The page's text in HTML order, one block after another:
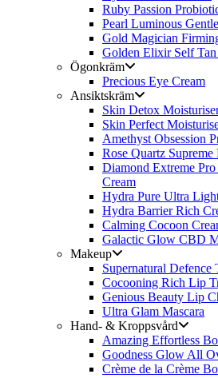
Ruby Passion
Pearl Luminous
Gold Magician
Golden Elixir Self
Ögonkräm
Precious Eye Cream
Ansiktskräm
Skin Detox
Skin Perfect
Amethyst Obsession
Rose Quartz
Diamond Extreme
Cream
Hydra Pure Ultra
Hydra Barrier Rich
Calming Cocoon
Galactic Glow CBD
Makeup
Supernatural Defence
Cocooning Rich Lip
Genious Beauty Lip
Ultra Glam Mascara
Hand- & Kroppsvård
Amazing Effortless
Goodness Glow All
Crème de la Crème